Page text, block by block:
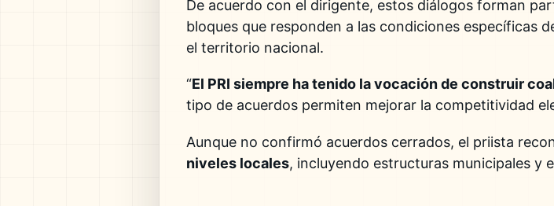
De acuerdo con el dirigente, estos diálogos forman
bloques que responden a las condiciones específicas
el territorio nacional.
“El PRI siempre ha tenido la vocación de construir
tipo de acuerdos permiten mejorar la competitividad
Aunque no confirmó acuerdos cerrados, el priista
niveles locales, incluyendo estructuras municipales y